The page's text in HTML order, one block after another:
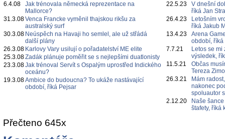
6.4.08
Jak trénovala německá reprezentace na
Mallorce?
31.3.08Venca Francke vyměnil thajskou rikšu za
australský surf
30.3.08 Neúspěch na Havaji ho semlel, ale už střádá
další plány
26.3.08 Karlovy Vary usilují o pořadatelství ME elite
25.3.08Zadák plánuje poměřit se s nejlepšími duatlonisty
23.3.08Jak trénoval Servít s Ospalým uprostřed Indického
oceánu?
19.3.08Ambice do budoucna? To ukáže nastávající
období, říká Pejsar
22.5.23
V dnešní
říká Jan
26.4.23
Letošním
říká Jakub
13.4.23
Arena
období,
7.7.21
Letos se
výsledek,
11.5.21
Občas
Tereza
26.3.21
Mám
nakonec
spoluautor
2.12.20
Naše
štafety, říká
Přečteno 645x